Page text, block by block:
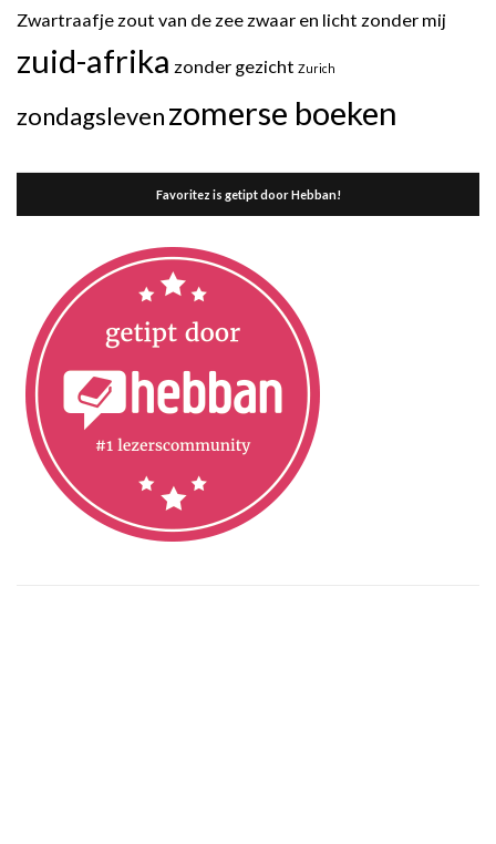
Zwartraafje zout van de zee zwaar en licht zonder mij
zuid-afrika zonder gezicht Zurich
zondagslevenzomerse boeken
Favoritez is getipt door Hebban!